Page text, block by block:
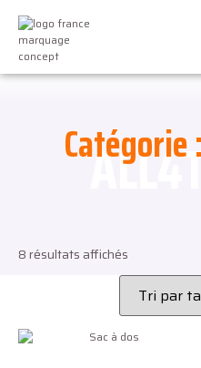
Catégorie
8 résultats affichés